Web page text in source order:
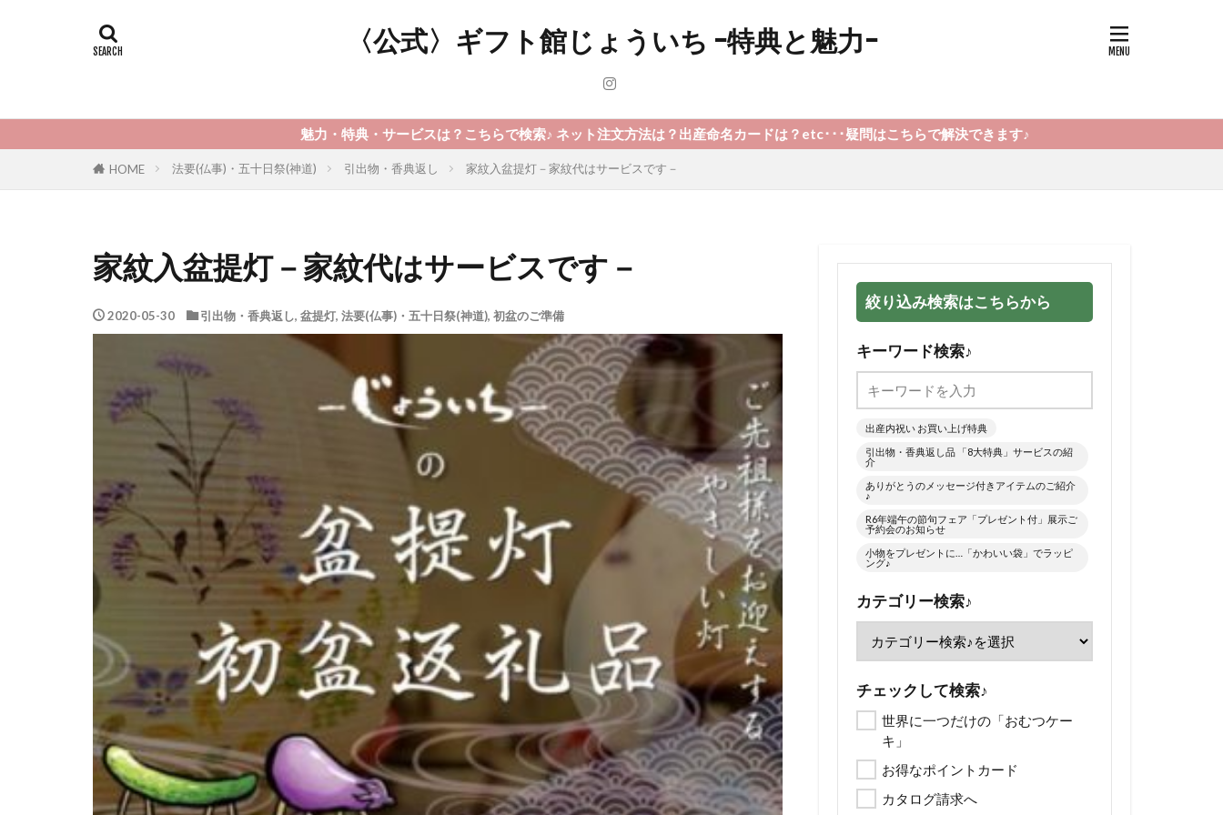
〈公式〉ギフト館じょういち -特典と魅力-
魅力・特典・サービスは？こちらで検索♪ ネット注文方法は？出産命名カードは？etc･･･疑問はこちらで解決できます♪
HOME 法要(仏事)・五十日祭(神道) 引出物・香典返し 家紋入盆提灯－家紋代はサービスです－
家紋入盆提灯－家紋代はサービスです－
2020-05-30 引出物・香典返し, 盆提灯, 法要(仏事)・五十日祭(神道), 初盆のご準備
絞り込み検索はこちらから
キーワード検索♪
出産内祝い お買い上げ特典
引出物・香典返し品 「8大特典」サービスの紹
介
ありがとうのメッセージ付きアイテムのご紹介
♪
R6年端午の節句フェア「プレゼント付」展示ご
予約会のお知らせ
小物をプレゼントに…「かわいい袋」でラッピ
ング♪
カテゴリー検索♪
チェックして検索♪
世界に一つだけの「おむつケー
キ」
お得なポイントカード
カタログ請求へ